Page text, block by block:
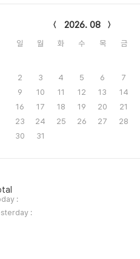
2026. 08
일 월 화 수 목 금
2
3 4 5 6 7
9
10 11 12 13 14
16
17 18 19 20 21
23
24 25 26 27 28
30
31
:
: